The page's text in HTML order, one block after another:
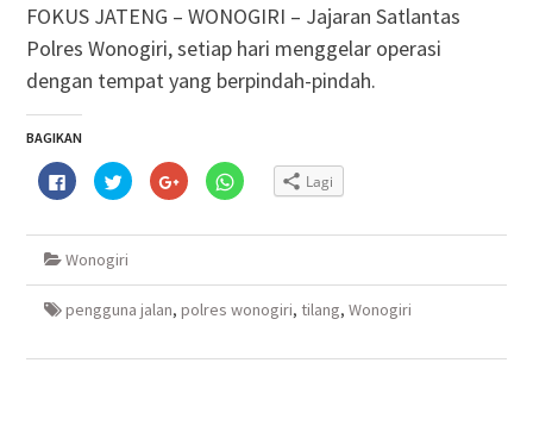
FOKUS JATENG – WONOGIRI – Jajaran Satlantas
Polres Wonogiri, setiap hari menggelar operasi
dengan tempat yang berpindah-pindah.
BAGIKAN
Klik
untuk
membagikan
Facebook(Membuka
jendela
baru)
Klik
untuk
berbagi
Twitter(Membuka
jendela
baru)
Klik
untuk
berbagi
Google+
yang
baru)
Klik
untuk
WhatsApp(Membuka
baru)
Lagi
Wonogiri
pengguna jalan, polres wonogiri, tilang, Wonogiri